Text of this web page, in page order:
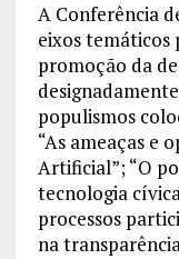
A Conferência
eixos temáticos
promoção da
populismos
“As ameaças e
Artificial”; “O
tecnologia
processos
na